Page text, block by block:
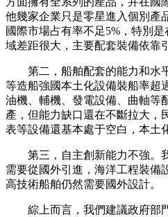
他幾家企業只是零星進入個別產
國際市場占有率不足5%，特別
域差距很大，主要配套裝備依靠
第二，船舶配套的能力和水
等造船強國本土化設備裝船率超
油機、輔機、發電設備、曲軸等
產，但能力缺口還在不斷拉大，
表等設備還基本處于空白，本土
第三，自主創新能力不強。
需要從國外引進，海洋工程裝備
高技術船舶仍然需要國外設計。
綜上而言，我們建議政府部